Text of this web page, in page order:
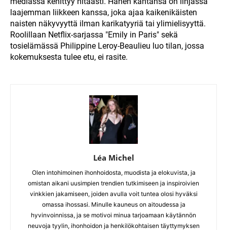
laajemman liikkeen kanssa, joka ajaa kaikenikäisten
naisten näkyvyyttä ilman karikatyyriä tai ylimielisyyttä.
Roolillaan Netflix-sarjassa "Emily in Paris" sekä
tosielämässä Philippine Leroy-Beaulieu luo tilan, jossa
kokemuksesta tulee etu, ei rasite.
Léa Michel
Olen intohimoinen ihonhoidosta, muodista ja elokuvista, ja
omistan aikani uusimpien trendien tutkimiseen ja inspiroivien
vinkkien jakamiseen, joiden avulla voit tuntea olosi hyväksi
omassa ihossasi. Minulle kauneus on aitoudessa ja
hyvinvoinnissa, ja se motivoi minua tarjoamaan käytännön
neuvoja tyylin, ihonhoidon ja henkilökohtaisen täyttymyksen